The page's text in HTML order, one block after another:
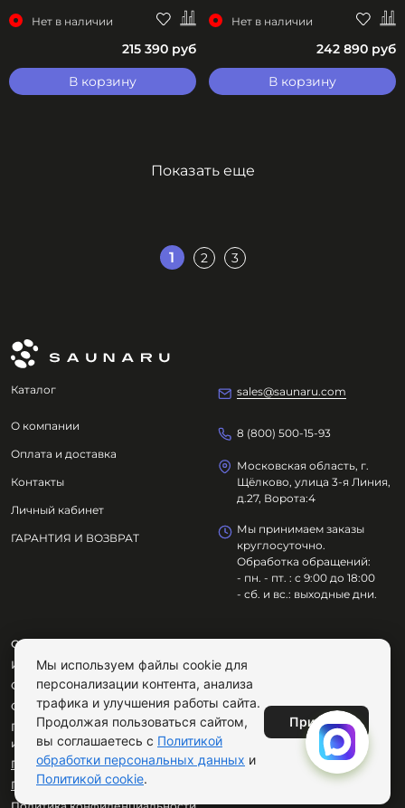
Нет в наличии
215 390 руб
В корзину
Нет в наличии
242 890 руб
В корзину
Показать еще
1 2 3
Каталог
О компании
Оплата и доставка
Контакты
Личный кабинет
ГАРАНТИЯ И ВОЗВРАТ
sales@saunaru.com
8 (800) 500-15-93
Московская область, г.
Щёлково, улица 3-я Линия,
д.27, Ворота:4
Мы принимаем заказы
круглосуточно.
Обработка обращений:
- пн. - пт. : с 9:00 до 18:00
- сб. и вс.: выходные дни.
ООО "ОЗДОРОВИТЕЛЬНЫЕ ТЕХНОЛОГИИ"
ИНН7801695614
ОГРН1217800029072
Сайт не является публичной офертой.
Продолжая пользоваться сайтом, вы соглашаетесь с
использованием cookie.
Публичная оферта
Пользовательское соглашение
Мы используем файлы cookie для
персонализации контента, анализа
трафика и улучшения работы сайта.
Продолжая пользоваться сайтом,
вы соглашаетесь с Политикой
обработки персональных данных и
Политикой cookie.
Принять